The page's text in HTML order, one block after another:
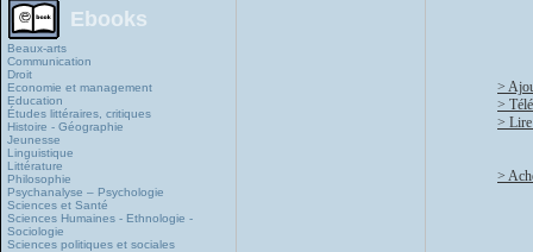
Ebooks
Beaux-arts
Communication
Droit
Economie et management
Education
Études littéraires, critiques
Histoire - Géographie
Jeunesse
Linguistique
Littérature
Philosophie
Psychanalyse – Psychologie
Sciences et Santé
Sciences Humaines - Ethnologie -
Sociologie
Sciences politiques et sociales
>
>
> Lire
>